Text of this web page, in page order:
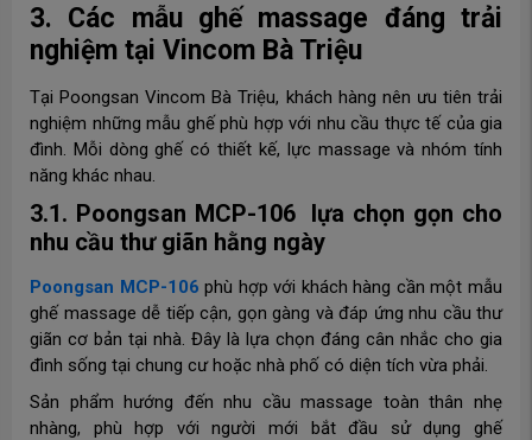
3. Các mẫu ghế massage đáng trải
nghiệm tại Vincom Bà Triệu
Tại Poongsan Vincom Bà Triệu, khách hàng nên ưu tiên trải
nghiệm những mẫu ghế phù hợp với nhu cầu thực tế của gia
đình. Mỗi dòng ghế có thiết kế, lực massage và nhóm tính
năng khác nhau.
3.1. Poongsan MCP-106 lựa chọn gọn cho
nhu cầu thư giãn hằng ngày
Poongsan MCP-106 phù hợp với khách hàng cần một mẫu
ghế massage dễ tiếp cận, gọn gàng và đáp ứng nhu cầu thư
giãn cơ bản tại nhà. Đây là lựa chọn đáng cân nhắc cho gia
đình sống tại chung cư hoặc nhà phố có diện tích vừa phải.
Sản phẩm hướng đến nhu cầu massage toàn thân nhẹ
nhàng, phù hợp với người mới bắt đầu sử dụng ghế